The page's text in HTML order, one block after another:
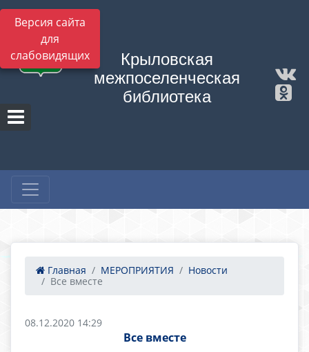
Версия сайта
для
слабовидящих
Крыловская
межпоселенческая
библиотека
Главная МЕРОПРИЯТИЯ
Новости
Все вместе
08.12.2020 14:29
Все вместе